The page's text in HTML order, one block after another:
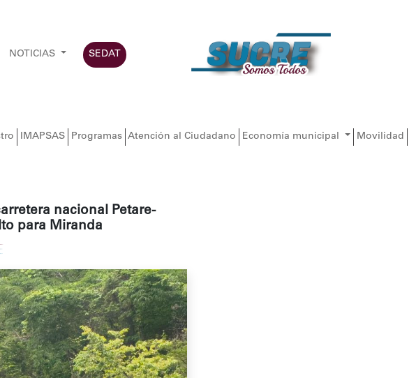
NOTICIAS SEDAT
IMAPSAS Programas Atención al Ciudadano Economía municipal
Movilidad
nacional Petare-
para Miranda